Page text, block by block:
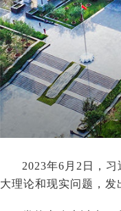
2023年6月2日，
大理论和现实问题，发